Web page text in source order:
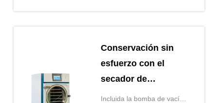
Conservación sin
esfuerzo con el
secador de
congelación de la
Incluida la bomba de vacío: